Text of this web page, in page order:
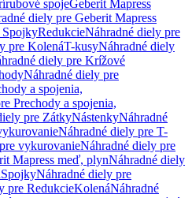
spojeGeberit Mapress
diely pre Geberit Mapress
SpojkyRedukcieNáhradné diely pre
pre KolenáT-kusyNáhradné diely
diely pre Krížové
Náhradné diely pre
a spojenia,
Prechody a spojenia,
pre ZátkyNástenkyNáhradné
Náhradné diely pre T-
vykurovanieNáhradné diely pre
Mapress meď, plynNáhradné diely
SpojkyNáhradné diely pre
pre RedukcieKolenáNáhradné